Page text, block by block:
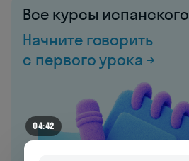
Все курсы испанского
Начните говорить
с первого урока →
04:42